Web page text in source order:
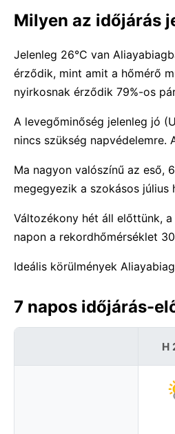
Milyen az időjárás
Jelenleg 26°C van
érződik, mint amit a hőmérő
nyirkosnak érződik 79%-os
A levegőminőség jelenleg jó
nincs szükség
Ma nagyon valószínű az eső,
megegyezik a szokásos július
Változékony hét áll előttünk,
napon a rekordhőmérséklet
Ideális körülmények
7 napos időjárás-
H